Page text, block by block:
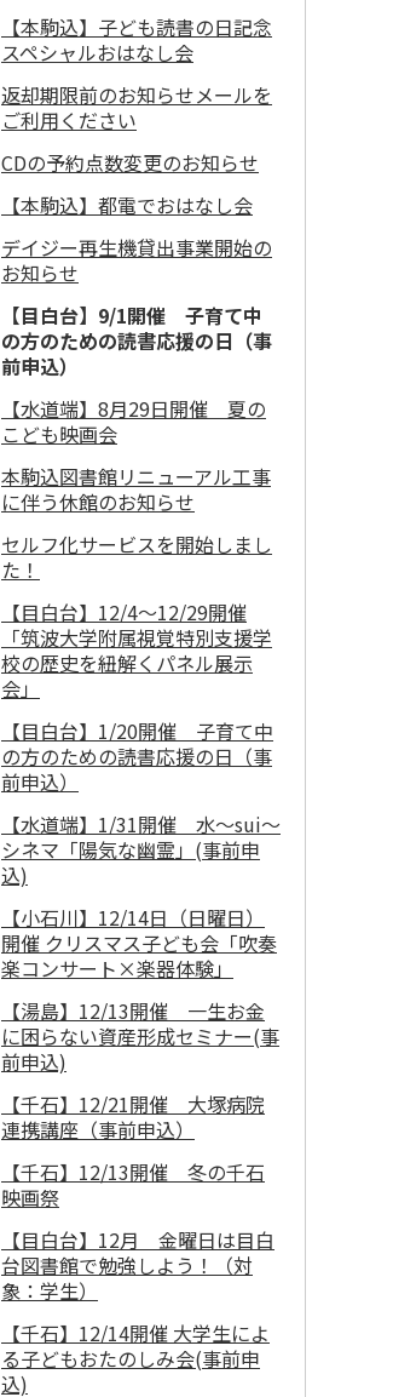
【本駒込】子ども読書の日記念
スペシャルおはなし会
返却期限前のお知らせメールを
ご利用ください
CDの予約点数変更のお知らせ
【本駒込】都電でおはなし会
デイジー再生機貸出事業開始の
お知らせ
【目白台】9/1開催 子育て中
の方のための読書応援の日（事
前申込）
【水道端】8月29日開催 夏の
こども映画会
本駒込図書館リニューアル工事
に伴う休館のお知らせ
セルフ化サービスを開始しまし
た！
【目白台】12/4～12/29開催
「筑波大学附属視覚特別支援学
校の歴史を紐解くパネル展示
会」
【目白台】1/20開催 子育て中
の方のための読書応援の日（事
前申込）
【水道端】1/31開催 水～sui～
シネマ「陽気な幽霊」(事前申
込)
【小石川】12/14日（日曜日）
開催 クリスマス子ども会「吹奏
楽コンサート×楽器体験」
【湯島】12/13開催 一生お金
に困らない資産形成セミナー(事
前申込)
【千石】12/21開催 大塚病院
連携講座（事前申込）
【千石】12/13開催 冬の千石
映画祭
【目白台】12月 金曜日は目白
台図書館で勉強しよう！（対
象：学生）
【千石】12/14開催 大学生によ
る子どもおたのしみ会(事前申
込)